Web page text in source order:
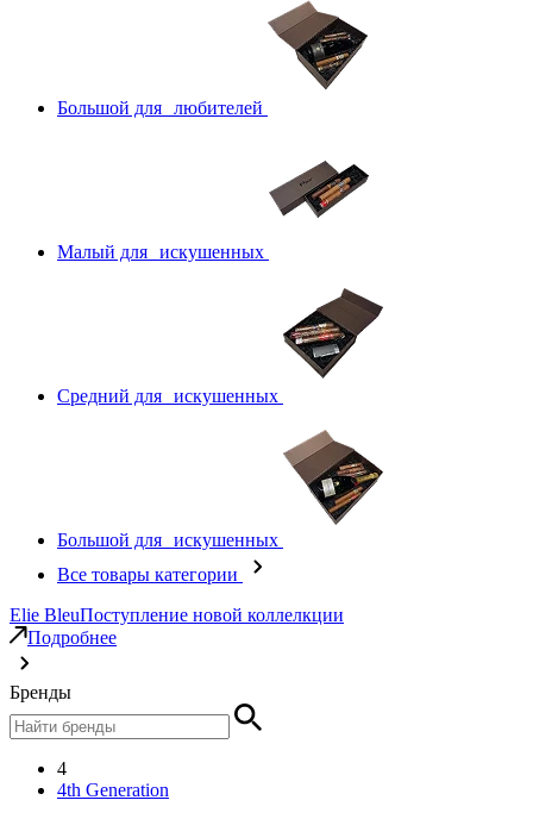
Большой для любителей
Малый для искушенных
Средний для искушенных
Большой для искушенных
Все товары категории
Elie BleuПоступление новой коллелкции
Подробнее
Бренды
4
4th Generation